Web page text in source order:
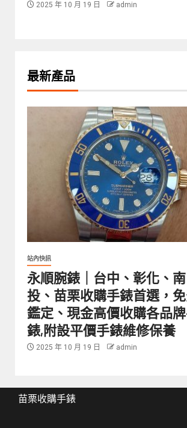
2025 年 10 月 19 日 admin
最新產品
站內快訊
永順腕錶｜台中、彰化、南
投、苗栗收購手錶首選，
鑑定、現金高價收購各品
錶,附設平價手錶維修保養
2025 年 10 月 19 日 admin
苗栗收購手錶